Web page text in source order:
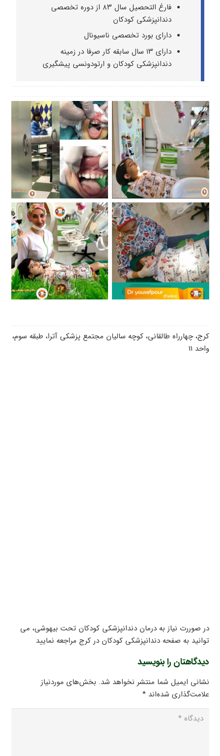
فارغ التحصيل سال ٨٣ از دوره تخصصى
دندانپزشكى كودكان
داراى بورد تخصصى ناسيونال
داراى ١٣ سال سابقه كار صرفا در زمينه
دندانپزشكى كودكان و ارتودونسى پيشگيرى
کرج، چهارراه طالقانی، کوچه سالیان مجتمع پزشکی آترا، طبقه سوم،
واحد 11
در صوررت نیاز به درمان دندانپزشکی کودکان تحت بیهوشی، می
توانید به صفحهدندانپزشکی کودکان در کرج مراجعه نمایید
دیدگاهتان را بنویسید
نشانی ایمیل شما منتشر نخواهد شد. بخش‌های موردنیاز
علامت‌گذاری شده‌اند*